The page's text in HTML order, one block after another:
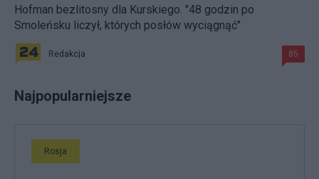
Hofman bezlitosny dla Kurskiego. "48 godzin po
Smoleńsku liczył, których posłów wyciągnąć"
Redakcja 85
Najpopularniejsze
Rosja